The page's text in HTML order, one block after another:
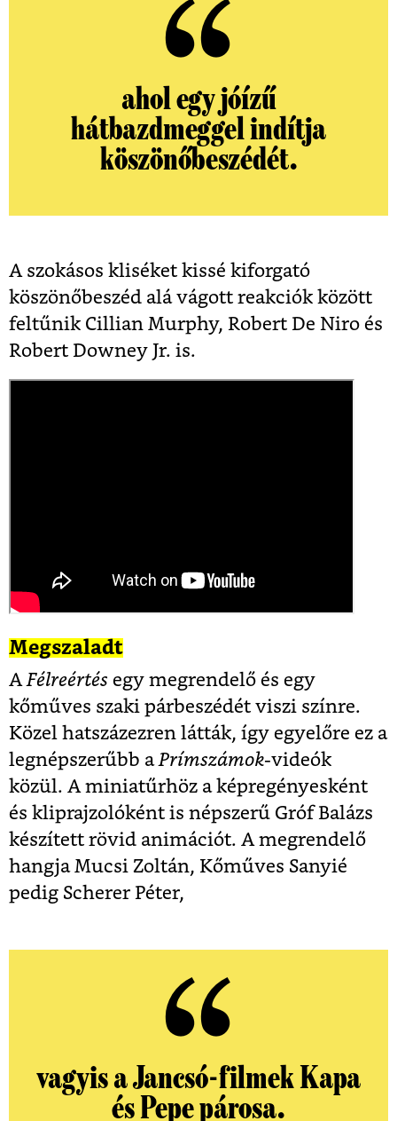
ahol egy jóízű
hátbazdmeggel indítja
köszönőbeszédét.
A szokásos kliséket kissé kiforgató
köszönőbeszéd alá vágott reakciók között
feltűnik Cillian Murphy, Robert De Niro és
Robert Downey Jr. is.
Megszaladt
A Félreértés egy megrendelő és egy
kőműves szaki párbeszédét viszi színre.
Közel hatszázezren látták, így egyelőre ez a
legnépszerűbb aPrímszámok-videók
közül. A miniatűrhöz a képregényesként
és kliprajzolóként is népszerű Gróf Balázs
készített rövid animációt. A megrendelő
hangja Mucsi Zoltán, Kőműves Sanyié
pedig Scherer Péter,
vagyis a Jancsó-filmek Kapa
és Pepe párosa.